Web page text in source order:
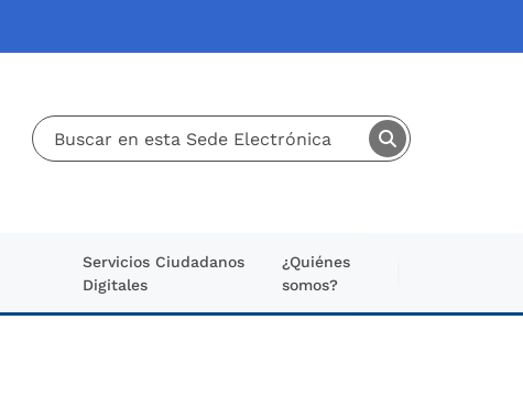
Servicios Ciudadanos
Digitales
¿Quiénes
somos?